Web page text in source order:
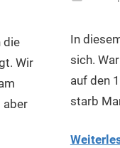
die
Wir
In
sich.
auf den
starb